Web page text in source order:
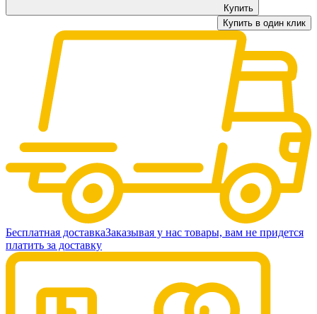
Купить
Купить в один клик
Бесплатная доставкаЗаказывая у нас товары, вам не придется
платить за доставку